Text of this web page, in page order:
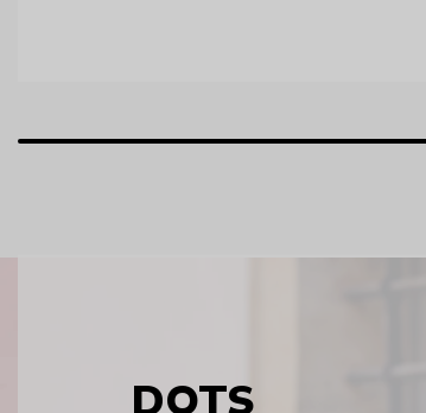
DOTS